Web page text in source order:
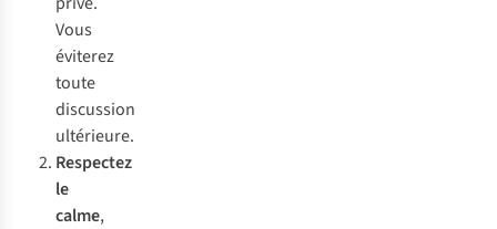
Vous
éviterez
toute
discussion
ultérieure.
Respectez
le
calme,